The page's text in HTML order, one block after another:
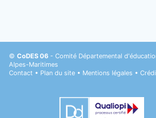
© CoDES 06- Comité Départemental
Alpes-Maritimes
Contact • Plan du site• Mentions légales •
Datadock